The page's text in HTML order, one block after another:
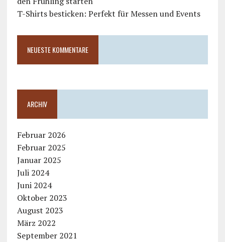
T-Shirts besticken: Perfekt für Messen und Events
NEUESTE KOMMENTARE
ARCHIV
Februar 2026
Februar 2025
Januar 2025
Juli 2024
Juni 2024
Oktober 2023
August 2023
März 2022
September 2021